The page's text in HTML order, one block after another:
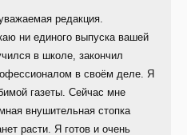
редакция.
ни единого выпуска вашей
в школе, закончил
в своём деле. Я
газеты. Сейчас мне
внушительная стопка
расти. Я готов и очень